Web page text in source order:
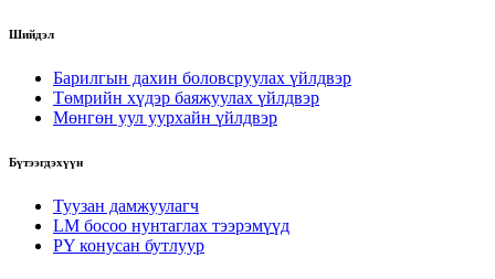
Шийдэл
Барилгын дахин боловсруулах үйлдвэр
Төмрийн хүдэр баяжуулах үйлдвэр
Мөнгөн уул уурхайн үйлдвэр
Бүтээгдэхүүн
Туузан дамжуулагч
LM босоо нунтаглах тээрэмүүд
PY конусан бутлуур